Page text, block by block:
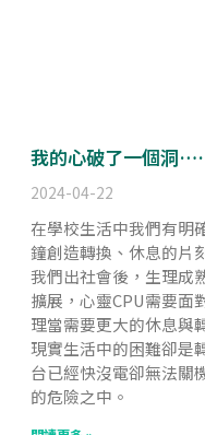
我的心破了一個洞
2024-04-22
在學校生活中我們有明
鐘創造轉換、休息的片
我們出社會後，生理成
擴展，心靈CPU需要面
理當需要更大的休息與
現實生活中的困難卻是
台已經快沒電卻無法關
的危險之中。